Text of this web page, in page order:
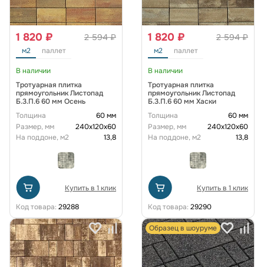
2 594 ₽
1 820 ₽
м2 паллет
В наличии
Тротуарная плитка
прямоугольник Листопад
Б.3.П.6 60 мм Осень
Толщина
60 мм
Размер, мм
240х120х60
На поддоне, м2
13,8
Купить в 1 клик
Код товара: 29288
2 594 ₽
1 820 ₽
м2 паллет
В наличии
Тротуарная плитка
прямоугольник Листопад
Б.3.П.6 60 мм Хаски
Толщина
60 мм
Размер, мм
240х120х60
На поддоне, м2
13,8
Купить в 1 клик
Код товара: 29290
Образец в шоуруме